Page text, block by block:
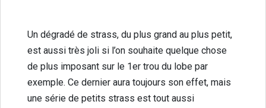
Un dégradé de strass, du plus grand au plus petit,
est aussi très joli si l’on souhaite quelque chose
de plus imposant sur le 1er trou du lobe par
exemple. Ce dernier aura toujours son effet, mais
une série de petits strass est tout aussi